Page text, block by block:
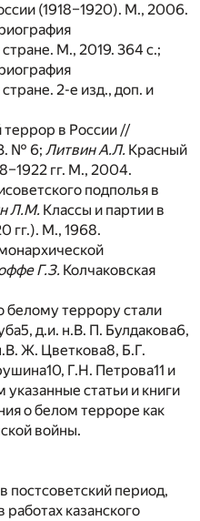
(1918–1920). М., 2006.
М., 2019. 364 с.;
2-е изд., доп. и
в России //
№ 6; Литвин А.Л. Красный
гг. М., 2004.
подполья в
Л.М. Классы и партии в
гг.). М., 1968.
Г.З. Колчаковская
террору стали
5, д.и. н.В. П. Булдакова6,
Ж. Цветкова8, Б.Г.
10, Г.Н. Петрова11 и
статьи и книги
о белом терроре как
войны.
постсоветский период,
работах казанского